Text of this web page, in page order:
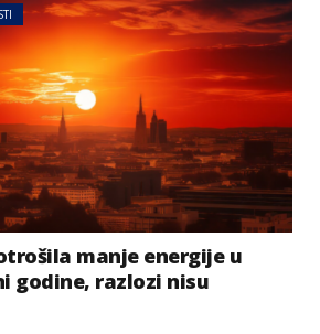
manje energije u
godine, razlozi nisu